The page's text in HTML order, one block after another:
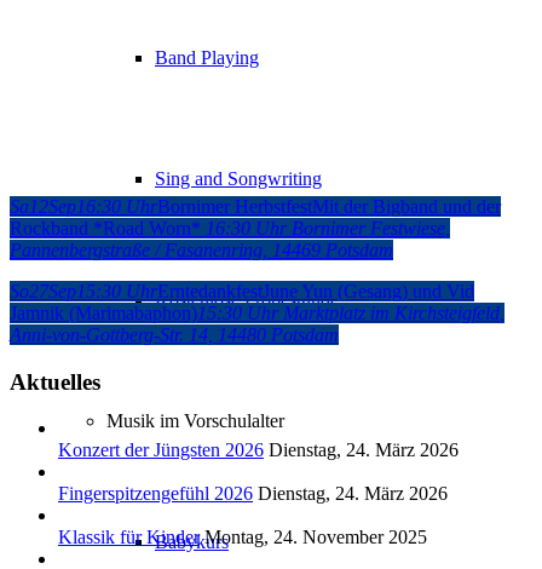
Band Playing
Sing and Songwriting
Kostenlose Probestunde
Musik im Vorschulalter
Babykurs
Sa12Sep16:30 UhrBornimer HerbstfestMit der Bigband und der
Rockband *Road Worn* 16:30 Uhr Bornimer Festwiese
Pannenbergstraße / Fasanenring, 14469 Potsdam
So27Sep15:30 UhrErntedankfestJune Yun (Gesang) und Vid
Jamnik (Marimabaphon)15:30 Uhr Marktplatz im Kirchsteigfeld
Anni-von-Gottberg-Str. 14, 14480 Potsdam
Aktuelles
Konzert der Jüngsten 2026 Dienstag, 24. März 2026
Fingerspitzengefühl 2026 Dienstag, 24. März 2026
Klassik für KinderMontag, 24. November 2025